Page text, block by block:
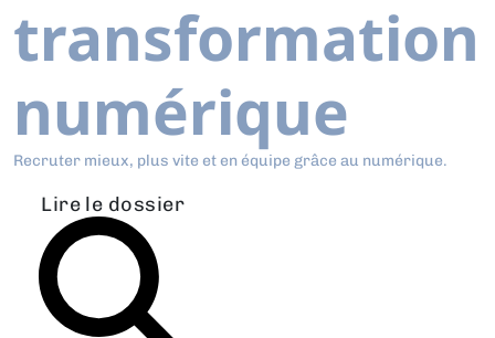
transformation
numérique
Recruter mieux, plus vite et en équipe grâce au numérique.
Lire le dossier